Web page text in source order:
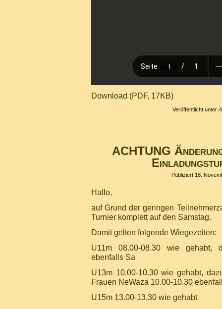
Download (PDF, 17KB)
Veröffentlicht unter
ACHTUNG
Publiziert 18.
Hallo,
auf Grund der geringen
Turnier komplett auf den Samstag.
Damit gelten folgende Wiegezeiten:
U11m 08.00-08.30 wie gehabt,
ebenfalls Sa
U13m 10.00-10.30 wie gehabt,
Frauen NeWaza 10.00-10.30
U15m 13.00-13.30 wie gehabt